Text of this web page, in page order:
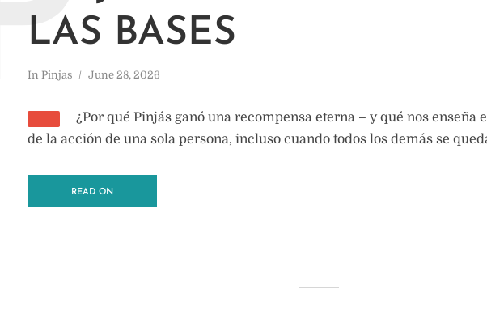
LAS BASES
In Pinjas June 28, 2026
¿Por qué Pinjás ganó una recompensa eterna – y qué nos enseña
de la acción de una sola persona, incluso cuando todos los demás se
READ ON